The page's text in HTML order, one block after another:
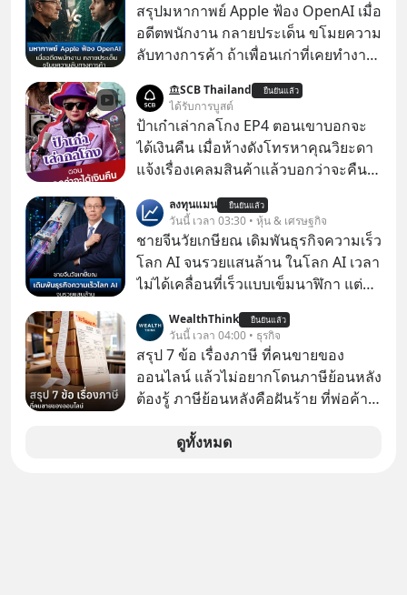
สรุปมหากาพย์ Apple ฟ้อง OpenAI เมื่อ
อดีตพนักงาน กลายประเด็น ขโมยความ
ลับทางการค้า ถ้าเพื่อนเก่าที่เคยทำงาน
เก่าที่เขาเคยทำไว้ ตอนยังอยู่บริษัท
เดียวกัน
SCB Thailand ยืนยันแล้ว
ได้รับการบูสต์
ป้าเก๋าเล่ากลโกง EP4 ตอนเขาบอกจะ
ได้เงินคืน เมื่อห้างดังโทรหาคุณวิยะดา
แจ้งเรื่องเคลมสินค้าแล้วบอกว่าจะคืน
เรื่องจ้อจี้ หาคำตอบได้ที่ “ป้าเก๋าเล่ากล
โกง” EP4 ตอน “เขาบอกว่าจะได้เงิน
คืน” #ป้าเก๋าเล่ากลโกง #แก้เกมกลโกง
#อยู่อย่างยั่งยืน #Cybersecurity #เตือน
ลงทุนแมน ยืนยันแล้ว
วันนี้ เวลา 03:30 • หุ้น & เศรษฐกิจ
ชายจีนวัยเกษียณ เดิมพันธุรกิจความเร็ว
โลก AI จนรวยแสนล้าน ในโลก AI เวลา
ไม่ได้เคลื่อนที่เร็วแบบเข็มนาฬิกา แต่
WealthThink ยืนยันแล้ว
วันนี้ เวลา 04:00 • ธุรกิจ
สรุป 7 ข้อ เรื่องภาษี ที่คนขายของ
ออนไลน์ แล้วไม่อยากโดนภาษีย้อนหลัง
ต้องรู้ ภาษีย้อนหลังคือฝันร้าย ที่พ่อค้า
ดูทั้งหมด